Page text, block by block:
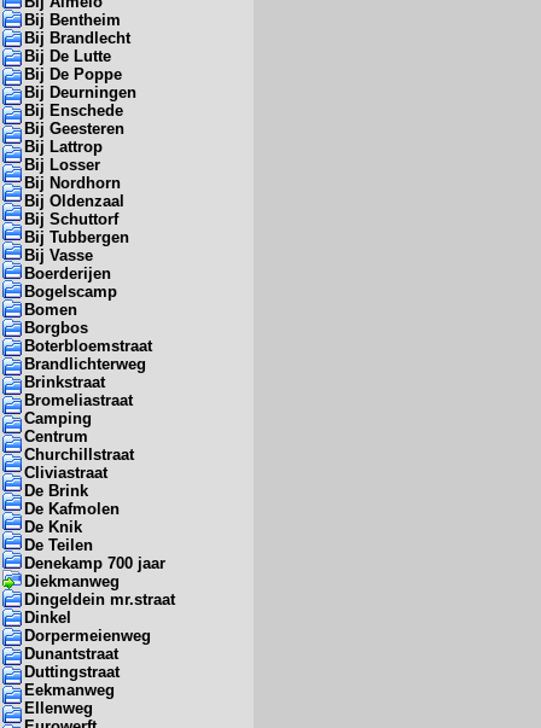
Bij Bentheim
Bij Brandlecht
Bij De Lutte
Bij De Poppe
Bij Deurningen
Bij Enschede
Bij Geesteren
Bij Lattrop
Bij Losser
Bij Nordhorn
Bij Oldenzaal
Bij Schuttorf
Bij Tubbergen
Bij Vasse
Boerderijen
Bogelscamp
Bomen
Borgbos
Boterbloemstraat
Brandlichterweg
Brinkstraat
Bromeliastraat
Camping
Centrum
Churchillstraat
Cliviastraat
De Brink
De Kafmolen
De Knik
De Teilen
Denekamp 700 jaar
Diekmanweg
Dingeldein mr.straat
Dinkel
Dorpermeienweg
Dunantstraat
Duttingstraat
Eekmanweg
Ellenweg